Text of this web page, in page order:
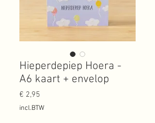
Hieperdepiep Hoera -
A6 kaart + envelop
€ 2,95
incl.BTW